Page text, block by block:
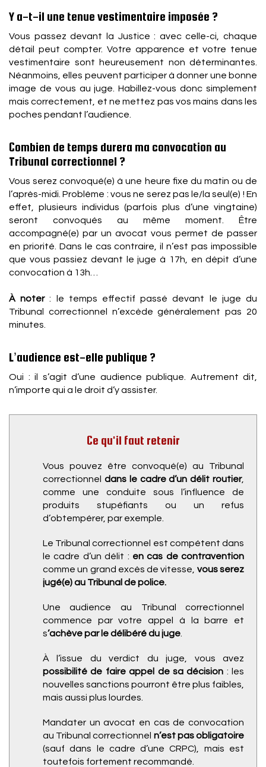
Y a-t-il une tenue vestimentaire imposée ?
Vous passez devant la Justice : avec celle-ci, chaque
détail peut compter. Votre apparence et votre tenue
vestimentaire sont heureusement non déterminantes.
Néanmoins, elles peuvent participer à donner une bonne
image de vous au juge. Habillez-vous donc simplement
mais correctement, et ne mettez pas vos mains dans les
poches pendant l’audience.
Combien de temps durera ma convocation au
Tribunal correctionnel ?
Vous serez convoqué(e) à une heure fixe du matin ou de
l’après-midi. Problème : vous ne serez pas le/la seul(e) ! En
effet, plusieurs individus (parfois plus d’une vingtaine)
seront convoqués au même moment. Être
accompagné(e) par un avocat vous permet de passer
en priorité. Dans le cas contraire, il n’est pas impossible
que vous passiez devant le juge à 17h, en dépit d’une
convocation à 13h…
À noter: le temps effectif passé devant le juge du
Tribunal correctionnel n’excède généralement pas 20
minutes.
L’audience est-elle publique ?
Oui : il s’agit d’une audience publique. Autrement dit,
n’importe qui a le droit d’y assister.
Ce qu'il faut retenir
Vous pouvez être convoqué(e) au Tribunal
correctionnel dans le cadre d’un délit routier,
comme une conduite sous l’influence de
produits stupéfiants ou un refus
d’obtempérer, par exemple.
Le Tribunal correctionnel est compétent dans
le cadre d’un délit : en cas de contravention
comme un grand excès de vitesse, vous serez
jugé(e) au Tribunal de police.
Une audience au Tribunal correctionnel
commence par votre appel à la barre et
s’achève par le délibéré du juge.
À l’issue du verdict du juge, vous avez
possibilité de faire appel de sa décision : les
nouvelles sanctions pourront être plus faibles,
mais aussi plus lourdes.
Mandater un avocat en cas de convocation
au Tribunal correctionnel n’est pas obligatoire
(sauf dans le cadre d’une CRPC), mais est
toutefois fortement recommandé.